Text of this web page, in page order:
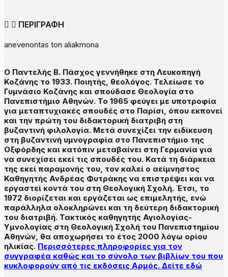
ΠΕΡΙΓΡΑΦΗ
anevenontas ton aliakmona
Ο Παντελής Β. Πάσχος γεννήθηκε στη Λευκοπηγή
Κοζάνης το 1933. Ποιητής, θεολόγος. Τελείωσε το
Γυμνάσιο Κοζάνης και σπούδασε Θεολογία στο
Πανεπιστήμιο Αθηνών. Το 1965 φεύγει με υποτροφία
για μεταπτυχιακές σπουδές στο Παρίσι, όπου εκπονεί
και την πρώτη του διδακτορική διατριβή στη
βυζαντινή φιλολογία. Μετά συνεχίζει την ειδίκευση
στη βυζαντινή υμνογραφία στο Πανεπιστήμιο της
Οξφόρδης και κατόπιν μεταβαίνει στη Γερμανία για
να συνεχίσει εκεί τις σπουδές του. Κατά τη διάρκεια
της εκεί παραμονής του, τον καλεί ο αείμνηστος
Καθηγητής Ανδρέας Φυτράκης να επιστρέψει και να
εργαστεί κοντά του στη Θεολογική Σχολή. Έτσι, το
1972 διορίζεται και εργάζεται ως επιμελητής, ενώ
παράλληλα ολοκληρώνει και τη δεύτερη διδακτορική
του διατριβή. Τακτικός καθηγητής Αγιολογίας-
Υμνολογίας στη Θεολογική Σχολή του Πανεπιστημίου
Αθηνών, θα αποχωρήσει το έτος 2000 λόγω ορίου
ηλικίας. Περισσότερες πληροφορίες για τον
συγγραφέα καθώς και το σύνολο των βιβλίων του που
κυκλοφορούν από τις εκδόσεις Αρμός. Δείτε εδώ